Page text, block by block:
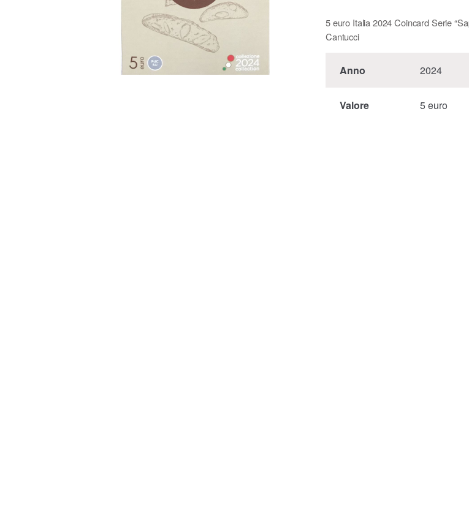
5 euro Italia 2024 Coincard Serie
Cantucci
Anno 2024
Valore 5 euro